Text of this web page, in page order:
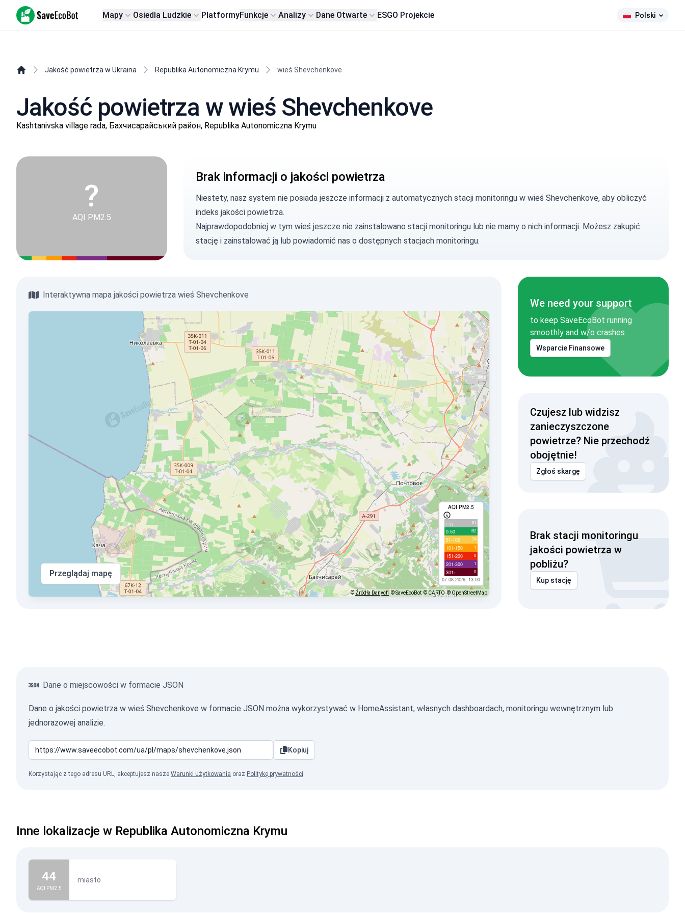
SaveEcoBot Mapy Osiedla Ludzkie PlatformyFunkcje Analizy Dane Otwarte ESGO Projekcie Polski
Jakość powietrza w Ukraina Republika Autonomiczna Krymu wieś Shevchenkove
Jakość powietrza w wieś Shevchenkove
Kashtanivska village rada, Бахчисарайський район, Republika Autonomiczna Krymu
?
AQI PM2.5
Brak informacji o jakości powietrza
Niestety, nasz system nie posiada jeszcze informacji z automatycznych stacji monitoringu w wieś Shevchenkove, aby obliczyć
indeks jakości powietrza.
Najprawdopodobniej w tym wieś jeszcze nie zainstalowano stacji monitoringu lub nie mamy o nich informacji. Możesz zakupić
stację i zainstalować ją lub powiadomić nas o dostępnych stacjach monitoringu.
Interaktywna mapa jakości powietrza wieś Shevchenkove
AQI PM2.5
с/д 81
0-50 192
51-100 74
101-150 1
151-200 0
201-300 1
301+ 0
07.08.2026, 13:00
Przeglądaj mapę
© Źródła Danych © SaveEcoBot © CARTO © OpenStreetMap
We need your support
to keep SaveEcoBot running
smoothly and w/o crashes
Wsparcie Finansowe
Czujesz lub widzisz
zanieczyszczone
powietrze? Nie przechodź
obojętnie!
Zgłoś skargę
Brak stacji monitoringu
jakości powietrza w
pobliżu?
Kup stację
Dane o miejscowości w formacie JSON
Dane o jakości powietrza w wieś Shevchenkove w formacie JSON można wykorzystywać w HomeAssistant, własnych dashboardach, monitoringu wewnętrznym lub
jednorazowej analizie.
Kopiuj
Korzystając z tego adresu URL, akceptujesz nasze Warunki użytkowania oraz Politykę prywatności.
Inne lokalizacje w Republika Autonomiczna Krymu
44
AQI PM2.5
miasto